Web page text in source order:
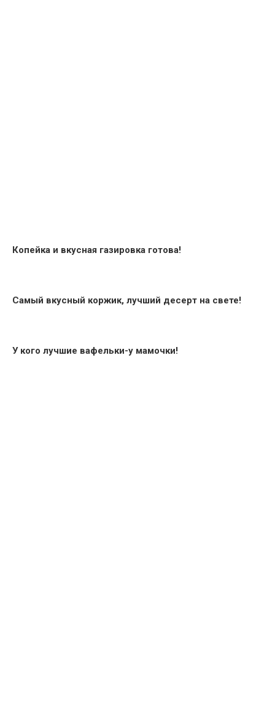
Копейка и вкусная газировка готова!
Самый вкусный коржик, лучший десерт на свете!
У кого лучшие вафельки-у мамочки!